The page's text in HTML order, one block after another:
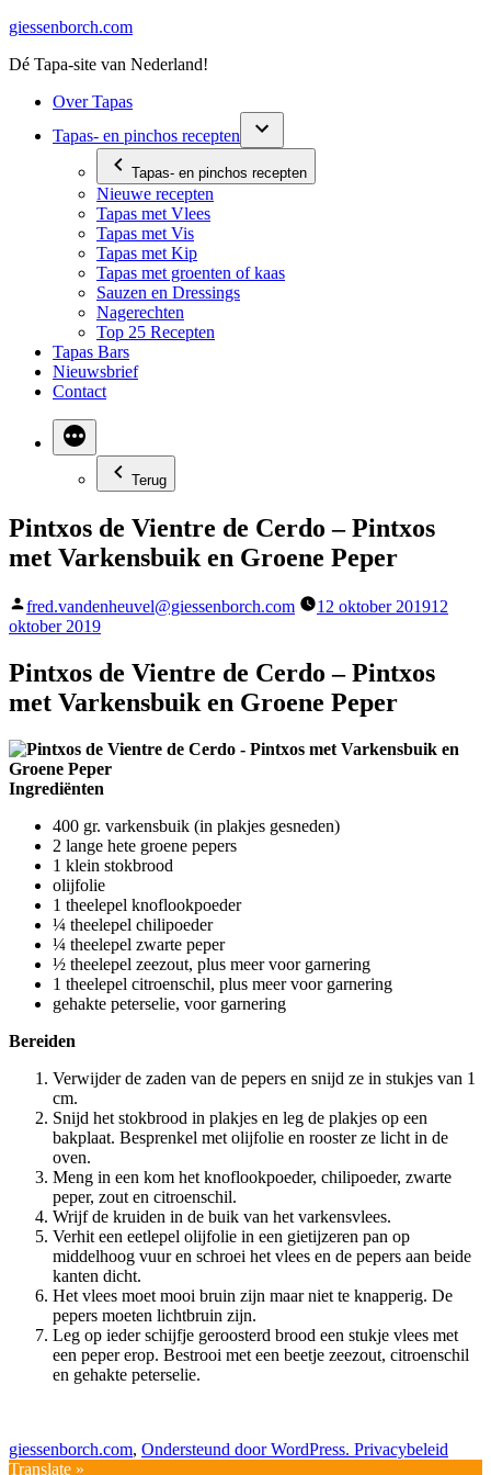
Ga
de
giessenborch.com
Dé Tapa-site van Nederland!
Over Tapas
Tapas- en pinchos recepten
Tapas- en pinchos recepten
Nieuwe recepten
Tapas met Vlees
Tapas met Vis
Tapas met Kip
Tapas met groenten of kaas
Sauzen en Dressings
Nagerechten
Top 25 Recepten
Tapas Bars
Nieuwsbrief
Contact
Terug
Pintxos de Vientre de Cerdo – Pintxos
met Varkensbuik en Groene Peper
Geplaatst
door
fred.vandenheuvel@giessenborch.com 12 oktober 201912
oktober 2019
Pintxos de Vientre de Cerdo – Pintxos
met Varkensbuik en Groene Peper
Ingrediënten
400 gr. varkensbuik (in plakjes gesneden)
2 lange hete groene pepers
1 klein stokbrood
olijfolie
1 theelepel knoflookpoeder
¼ theelepel chilipoeder
¼ theelepel zwarte peper
½ theelepel zeezout, plus meer voor garnering
1 theelepel citroenschil, plus meer voor garnering
gehakte peterselie, voor garnering
Bereiden
Verwijder de zaden van de pepers en snijd ze in stukjes van 1
cm.
Snijd het stokbrood in plakjes en leg de plakjes op een
bakplaat. Besprenkel met olijfolie en rooster ze licht in de
oven.
Meng in een kom het knoflookpoeder, chilipoeder, zwarte
peper, zout en citroenschil.
Wrijf de kruiden in de buik van het varkensvlees.
Verhit een eetlepel olijfolie in een gietijzeren pan op
middelhoog vuur en schroei het vlees en de pepers aan beide
kanten dicht.
Het vlees moet mooi bruin zijn maar niet te knapperig. De
pepers moeten lichtbruin zijn.
Leg op ieder schijfje geroosterd brood een stukje vlees met
een peper erop. Bestrooi met een beetje zeezout, citroenschil
en gehakte peterselie.
giessenborch.com, Ondersteund door WordPress. Privacybeleid
Translate »